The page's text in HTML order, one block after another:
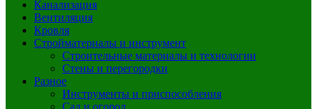
Канализация
Вентиляция
Кровля
Стройматериалы и инструмент
Строительные материалы и технологии
Стены и перегородки
Разное
Инструменты и приспособления
Сад и огород